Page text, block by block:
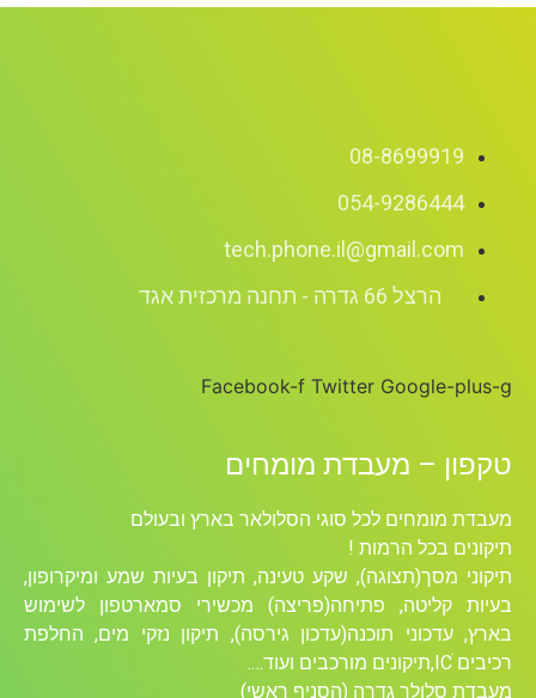
08-8699919
054-9286444
tech.phone.il@gmail.com
הרצל 66 גדרה - תחנה מרכזית אגד
Facebook-f Twitter Google-plus-g
טקפון – מעבדת מומחים
מעבדת מומחים לכל סוגי הסלולאר בארץ ובעולם
תיקונים בכל הרמות !
תיקוני מסך(תצוגה), שקע טעינה, תיקון בעיות שמע ומיקרופון,
בעיות קליטה, פתיחה(פריצה) מכשירי סמארטפון לשימוש
בארץ, עדכוני תוכנה(עדכון גירסה), תיקון נזקי מים, החלפת
רכיבים ICׁ,תיקונים מורכבים ועוד….
מעבדת סלולר גדרה (הסניף ראשי)